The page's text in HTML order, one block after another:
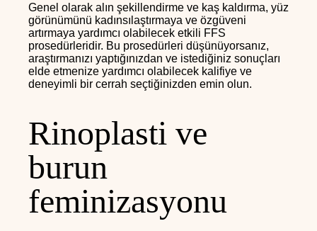
Genel olarak alın şekillendirme ve kaş kaldırma, yüz
görünümünü kadınsılaştırmaya ve özgüveni
artırmaya yardımcı olabilecek etkili FFS
prosedürleridir. Bu prosedürleri düşünüyorsanız,
araştırmanızı yaptığınızdan ve istediğiniz sonuçları
elde etmenize yardımcı olabilecek kalifiye ve
deneyimli bir cerrah seçtiğinizden emin olun.
Rinoplasti ve
burun
feminizasyonu